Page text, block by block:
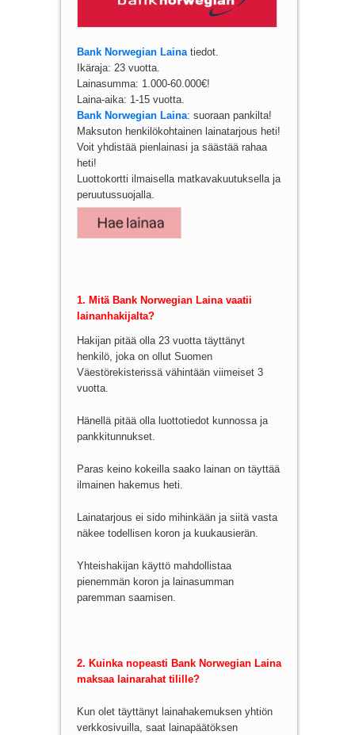
Bank Norwegian Lainatiedot.
Ikäraja: 23 vuotta.
Lainasumma: 1.000-60.000€!
Laina-aika: 1-15 vuotta.
Bank Norwegian Laina: suoraan pankilta!
Maksuton henkilökohtainen lainatarjous heti!
Voit yhdistää pienlainasi ja säästää rahaa
heti!
Luottokortti ilmaisella matkavakuutuksella ja
peruutussuojalla.
1. Mitä Bank Norwegian Laina vaatii
lainanhakijalta?
Hakijan pitää olla 23 vuotta täyttänyt
henkilö, joka on ollut Suomen
Väestörekisterissä vähintään viimeiset 3
vuotta.
Hänellä pitää olla luottotiedot kunnossa ja
pankkitunnukset.
Paras keino kokeilla saako lainan on täyttää
ilmainen hakemus heti.
Lainatarjous ei sido mihinkään ja siitä vasta
näkee todellisen koron ja kuukausierän.
Yhteishakijan käyttö mahdollistaa
pienemmän koron ja lainasumman
paremman saamisen.
2. Kuinka nopeasti Bank Norwegian Laina
maksaa lainarahat tilille?
Kun olet täyttänyt lainahakemuksen yhtiön
verkkosivuilla, saat lainapäätöksen